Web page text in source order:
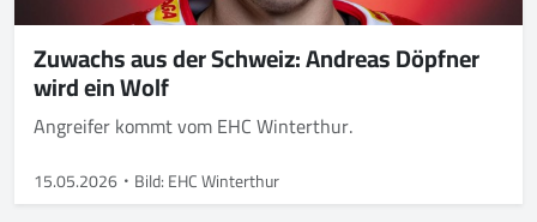
Zuwachs aus der Schweiz: Andreas Döpfner
wird ein Wolf
Angreifer kommt vom EHC Winterthur.
15.05.2026 Bild: EHC Winterthur